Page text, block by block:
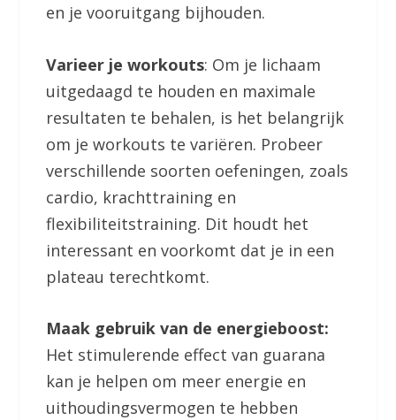
en je vooruitgang bijhouden.
Varieer je workouts: Om je lichaam
uitgedaagd te houden en maximale
resultaten te behalen, is het belangrijk
om je workouts te variëren. Probeer
verschillende soorten oefeningen, zoals
cardio, krachttraining en
flexibiliteitstraining. Dit houdt het
interessant en voorkomt dat je in een
plateau terechtkomt.
Maak gebruik van de energieboost:
Het stimulerende effect van guarana
kan je helpen om meer energie en
uithoudingsvermogen te hebben